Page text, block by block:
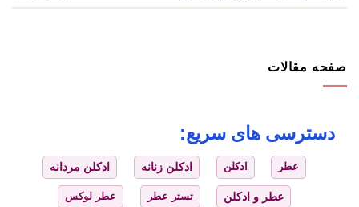
صفحه مقالات
دسترسی های سریع:
عطر ادکلن ادکلن زنانه ادکلن مردانه
عطر و ادکلن تستر عطر عطر لوکس